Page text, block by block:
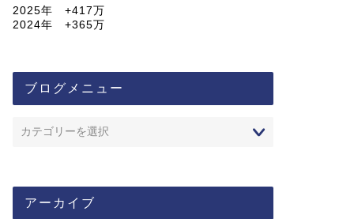
2025年 +417万
2024年 +365万
ブログメニュー
アーカイブ